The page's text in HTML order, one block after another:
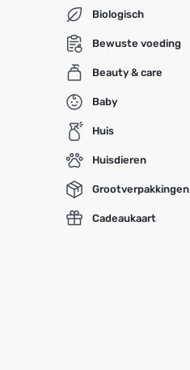
Biologisch
Bewuste voeding
Beauty & care
Baby
Huis
Huisdieren
Grootverpakkingen
Cadeaukaart